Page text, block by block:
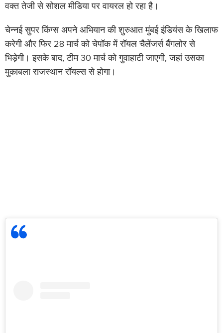
वक्त तेजी से सोशल मीडिया पर वायरल हो रहा है।
चेन्नई सुपर किंग्स अपने अभियान की शुरुआत मुंबई इंडियंस के खिलाफ
करेगी और फिर 28 मार्च को चेपॉक में रॉयल चैलेंजर्स बैंगलोर से
भिड़ेगी। इसके बाद, टीम 30 मार्च को गुवाहाटी जाएगी, जहां उसका
मुकाबला राजस्थान रॉयल्स से होगा।